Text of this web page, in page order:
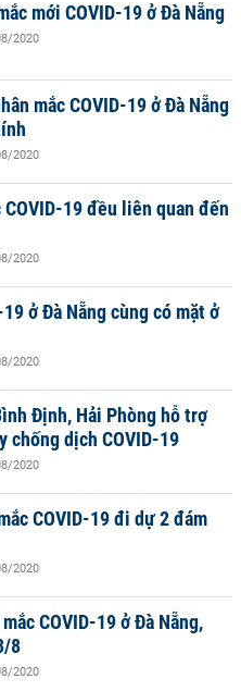
mới COVID-19 ở Đà Nẵng
2020
mắc COVID-19 ở Đà Nẵng
2020
COVID-19 đều liên quan đến
2020
19 ở Đà Nẵng cùng có mặt ở
2020
Định, Hải Phòng hỗ trợ
chống dịch COVID-19
2020
COVID-19 đi dự 2 đám
2020
COVID-19 ở Đà Nẵng,
8
2020